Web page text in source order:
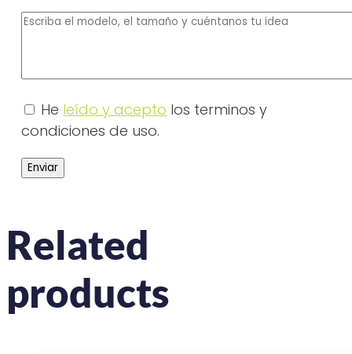
He leído y acepto los terminos y
condiciones de uso.
Related
products